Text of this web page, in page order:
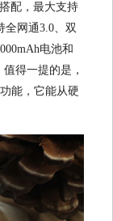
配，最大支持
全网通3.0、双
电池和
得一提的是，
能，它能从硬